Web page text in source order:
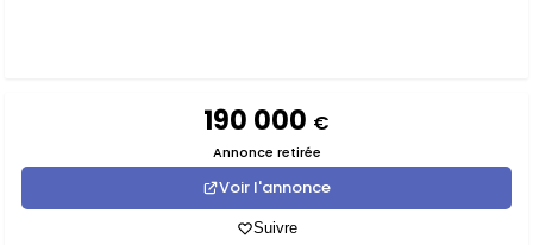
190 000 €
Annonce retirée
Voir l'annonce
Suivre